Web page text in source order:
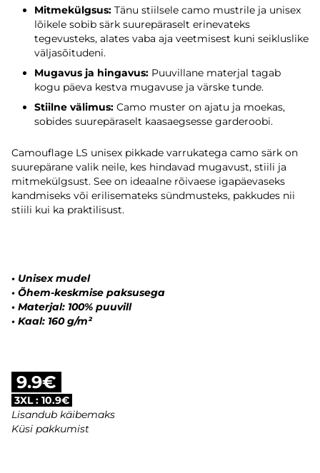
Mitmekülgsus: Tänu stiilsele camo mustrile ja unisex
lõikele sobib särk suurepäraselt erinevateks
tegevusteks, alates vaba aja veetmisest kuni seikluslike
väljasõitudeni.
Mugavus ja hingavus: Puuvillane materjal tagab
kogu päeva kestva mugavuse ja värske tunde.
Stiilne välimus: Camo muster on ajatu ja moekas,
sobides suurepäraselt kaasaegsesse garderoobi.
Camouflage LS unisex pikkade varrukatega camo särk on
suurepärane valik neile, kes hindavad mugavust, stiili ja
mitmekülgsust. See on ideaalne rõivaese igapäevaseks
kandmiseks või erilisemateks sündmusteks, pakkudes nii
stiili kui ka praktilisust.
• Unisex mudel
• Õhem-keskmise paksusega
• Materjal: 100% puuvill
• Kaal: 160 g/m²
9.9€
3XL : 10.9€
Lisandub käibemaks
Küsi pakkumist